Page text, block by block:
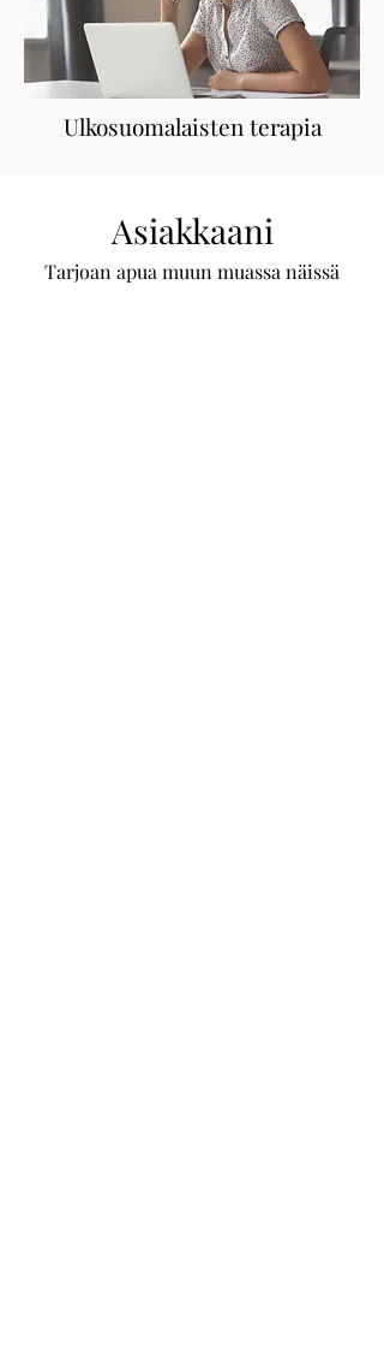
Ulkosuomalaisten terapia
Asiakkaani
Tarjoan apua muun muassa näissä